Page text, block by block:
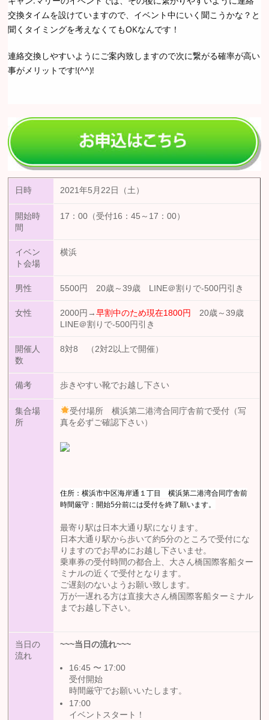
交換タイムを設けていますので、イベント中にいく聞こうかな？と
聞くタイミングを考えなくてもOKなんです！
連絡交換しやすいようにご案内致しますので次に繋がる確率が高い
事がメリットです!(^^)!
日時 2021年5月22日（土）
開始時
間
17：00（受付16：45～17：00）
イベン
ト会場
横浜
男性 5500円 20歳～39歳 LINE＠割りで-500円引き
女性 2000円→早割中のため現在1800円
20歳～39歳
LINE＠割りで-500円引き
開催人
数
8対8 （2対2以上で開催）
備考 歩きやすい靴でお越し下さい
集合場
所
受付場所 横浜第二港湾合同庁舎前で受付（写
真を必ずご確認下さい）
住所：横浜市中区海岸通１丁目 横浜第二港湾合同庁舎前
時間厳守：開始5分前には受付を終了願います。
最寄り駅は日本大通り駅になります。
日本大通り駅から歩いて約5分のところで受付にな
りますのでお早めにお越し下さいませ。
乗車券の受付時間の都合上、大さん橋国際客船ター
ミナルの近くで受付となります。
ご遅刻のないようお願い致します。
万が一遅れる方は直接大さん橋国際客船ターミナル
までお越し下さい。
当日の
流れ
~~~当日の流れ~~~
16:45 〜 17:00
受付開始
時間厳守でお願いいたします。
17:00
イベントスタート！